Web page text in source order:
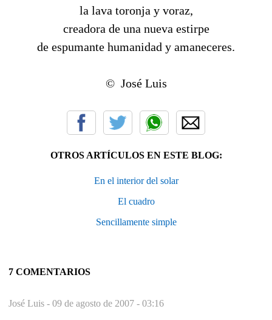
la lava toronja y voraz,
creadora de una nueva estirpe
de espumante humanidad y amaneceres.
© José Luis
OTROS ARTÍCULOS EN ESTE BLOG:
En el interior del solar
El cuadro
Sencillamente simple
7 COMENTARIOS
José Luis - 09 de agosto de 2007 - 03:16